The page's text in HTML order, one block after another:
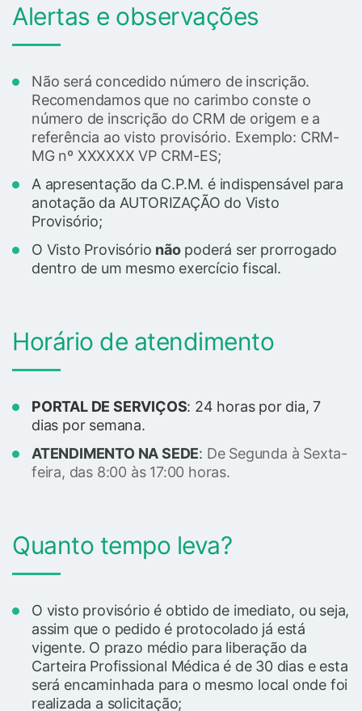
Alertas e observações
Não será concedido número de inscrição.
Recomendamos que no carimbo conste o
número de inscrição do CRM de origem e a
referência ao visto provisório. Exemplo: CRM-
MG nº XXXXXX VP CRM-ES;
A apresentação da C.P.M. é indispensável para
anotação da AUTORIZAÇÃO do Visto
Provisório;
O Visto Provisório nãopoderá ser prorrogado
dentro de um mesmo exercício fiscal.
Horário de atendimento
PORTAL DE SERVIÇOS: 24 horas por dia, 7
dias por semana.
ATENDIMENTO NA SEDE: De Segunda à Sexta-
feira, das 8:00 às 17:00 horas.
Quanto tempo leva?
O visto provisório é obtido de imediato, ou seja,
assim que o pedido é protocolado já está
vigente. O prazo médio para liberação da
Carteira Profissional Médica é de 30 dias e esta
será encaminhada para o mesmo local onde foi
realizada a solicitação;